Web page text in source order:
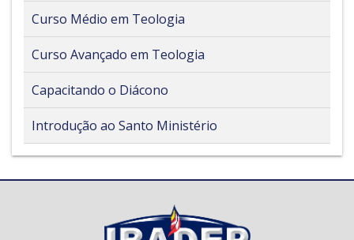
Curso Médio em Teologia
Curso Avançado em Teologia
Capacitando o Diácono
Introdução ao Santo Ministério